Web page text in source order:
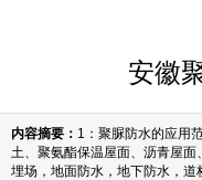
安徽
内容摘要： 1：聚脲防水的应用
土、聚氨酯保温屋面、沥青屋
埋场，地面防水，地下防水，道